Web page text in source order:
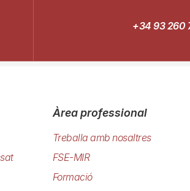
+34 93 260
Àrea professional
Treballa amb nosaltres
FSE-MIR
Formació